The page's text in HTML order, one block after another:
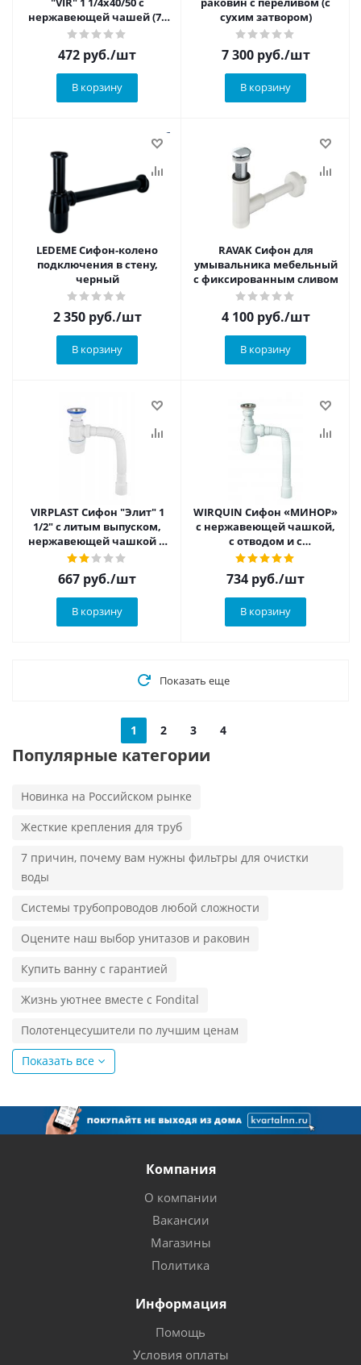
нержавеющей чашей (70
мм)
472 руб./шт
В корзину
сухим затвором)
7 300руб./шт
В корзину
LEDEME Сифон-колено
подключения в стену,
черный
2 350руб./шт
В корзину
RAVAK Сифон для
умывальника мебельный
с фиксированным сливом
4 100руб./шт
В корзину
VIRPLAST Сифон "Элит" 1
1/2" с литым выпуском,
нержавеющей чашкой и
гофротрубой
667 руб./шт
В корзину
WIRQUIN Сифон «МИНОР»
с нержавеющей чашкой,
с отводом и с
гофротрубой (L800 мм)
734 руб./шт
В корзину
Показать еще
1 2 3 4
Популярные категории
Новинка на Российском рынке
Жесткие крепления для труб
7 причин, почему вам нужны фильтры для очистки
воды
Системы трубопроводов любой сложности
Оцените наш выбор унитазов и раковин
Купить ванну с гарантией
Жизнь уютнее вместе с Fondital
Полотенцесушители по лучшим ценам
Показать все
Компания
О компании
Вакансии
Магазины
Политика
Информация
Помощь
Условия оплаты